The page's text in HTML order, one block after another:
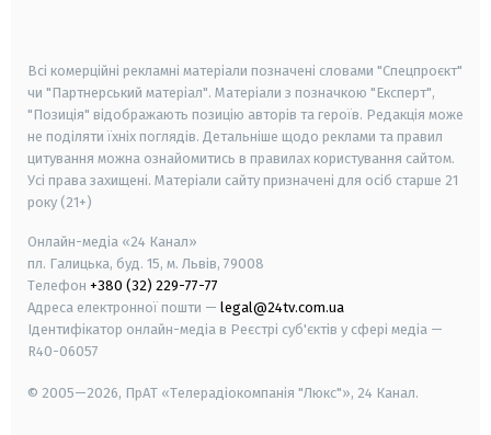
Всі комерційні рекламні матеріали позначені словами "Спецпроєкт"
чи "Партнерський матеріал". Матеріали з позначкою "Експерт",
"Позиція" відображають позицію авторів та героїв. Редакція може
не поділяти їхніх поглядів. Детальніше щодо реклами та правил
цитування можна ознайомитись в правилах користування сайтом.
Усі права захищені. Матеріали сайту призначені для осіб старше 21
року (21+)
Онлайн-медіа «24 Канал»
пл. Галицька, буд. 15, м. Львів, 79008
Телефон +380 (32) 229-77-77
Адреса електронної пошти — legal@24tv.com.ua
Ідентифікатор онлайн-медіа в Реєстрі суб'єктів у сфері медіа —
R40-06057
© 2005—2026, ПрАТ «Телерадіокомпанія "Люкс"», 24 Канал.